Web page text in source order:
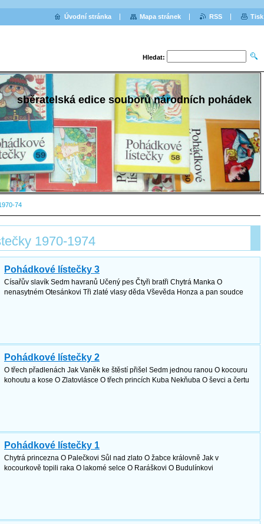
Hledat:
sběratelská edice souborů národních pohádek
74
1970-1974
Pohádkové lístečky 3
Císařův slavík Sedm havranů Učený pes Čtyři bratři Chytrá Manka O
nenasytném Otesánkovi Tři zlaté vlasy děda Vševěda Honza a pan soudce
Pohádkové lístečky 2
O třech přadlenách Jak Vaněk ke štěstí přišel Sedm jednou ranou O kocouru
kohoutu a kose O Zlatovlásce O třech princích Kuba Nekňuba O ševci a čertu
Pohádkové lístečky 1
Chytrá princezna O Palečkovi Sůl nad zlato O žabce královně Jak v
kocourkově topili raka O lakomé selce O Raráškovi O Budulínkovi
Úvodní stránka Mapa stránek RSS Tisk